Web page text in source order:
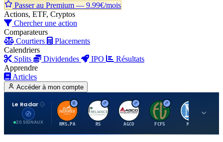
Passer au Premium — 9.99€/mois
Actions, ETF, Cryptos
Chercher une action
Comparateurs
Courtiers
Placements
Calendriers
Splits
Dividendes IPO
Résultats
Apprendre
Articles
Accéder à mon compte
Le Radar
20 SIGNAUX
H
RMS.PA
R
RS
A
AGCO
F
FCFS
M
MCO